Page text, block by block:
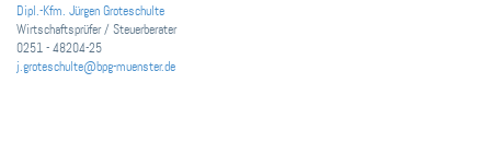
Dipl.-Kfm. Jürgen Groteschulte
Wirtschaftsprüfer / Steuerberater
0251 - 48204-25
j.groteschulte@bpg-muenster.de